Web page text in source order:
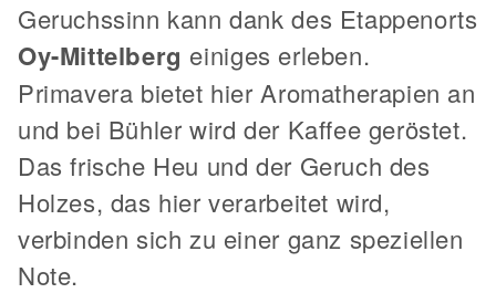
Geruchssinn kann dank des Etappenorts
Oy-Mittelberg einiges erleben.
Primavera bietet hier Aromatherapien an
und bei Bühler wird der Kaffee geröstet.
Das frische Heu und der Geruch des
Holzes, das hier verarbeitet wird,
verbinden sich zu einer ganz speziellen
Note.